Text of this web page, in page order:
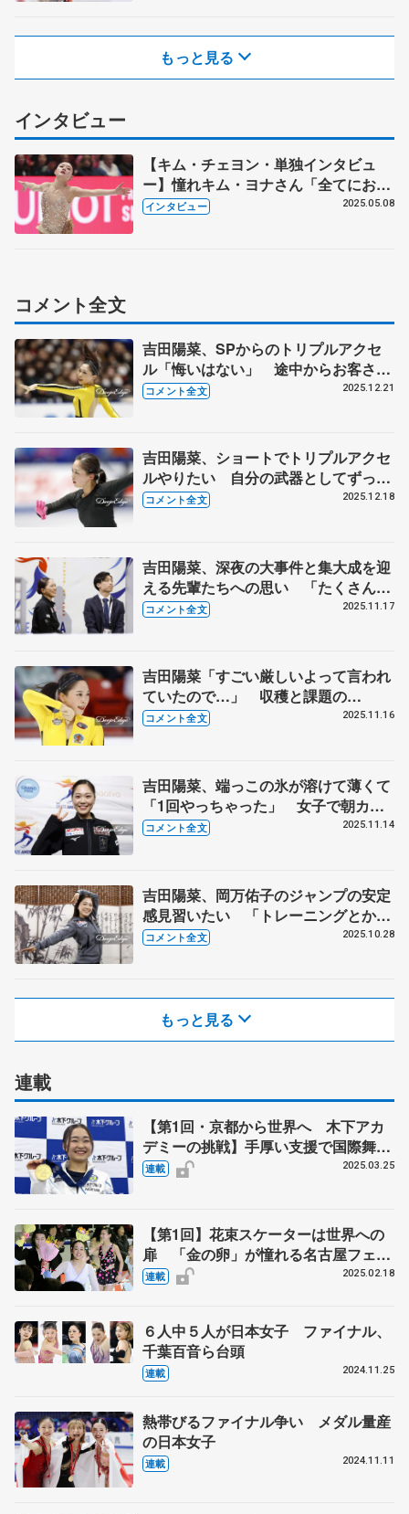
もっと見る
インタビュー
【キム・チェヨン・単独インタビュ
ー】憧れキム・ヨナさん「全てにおい
て完璧」 羽生結弦さん「バラード第
インタビュー 2025.05.08
コメント全文
吉田陽菜、SPからのトリプルアクセ
ル「悔いはない」 途中からお客さん
が手拍子「それに乗って楽しむことが
コメント全文 2025.12.21
吉田陽菜、ショートでトリプルアクセ
ルやりたい 自分の武器としてずっと
挑戦し続けてきたので【全日本フィギ
コメント全文 2025.12.18
吉田陽菜、深夜の大事件と集大成を迎
える先輩たちへの思い 「たくさんお
世話になって、みんなと仲良くなれ
コメント全文 2025.11.17
吉田陽菜「すごい厳しいよって言われ
ていたので…」 収穫と課題の
SP【GP第5戦スケートアメリカ・女
コメント全文 2025.11.16
吉田陽菜、端っこの氷が溶けて薄くて
「1回やっちゃった」 女子で朝カフ
ェ「新葉ちゃんの部屋でハプニング
コメント全文 2025.11.14
吉田陽菜、岡万佑子のジャンプの安定
感見習いたい 「トレーニングとか運
動神経がすごいっていうのが」
コメント全文 2025.10.28
もっと見る
連載
【第1回・京都から世界へ 木下アカ
デミーの挑戦】手厚い支援で国際舞台
へ羽ばたけ カップル種目含め育成・
連載 2025.03.25
【第1回】花束スケーターは世界への
扉 「金の卵」が憧れる名古屋フェス
ティバル 中村俊介「最も思い入れの
連載 2025.02.18
６人中５人が日本女子 ファイナル、
千葉百音ら台頭
連載 2024.11.25
熱帯びるファイナル争い メダル量産
の日本女子
連載 2024.11.11